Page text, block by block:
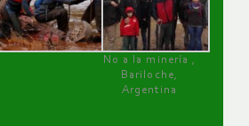
No a la minería ,
Bariloche,
Argentina